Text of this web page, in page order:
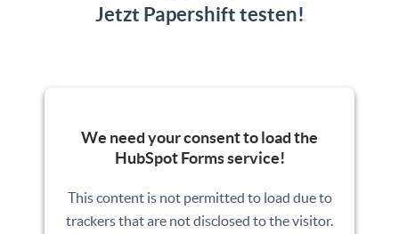
Jetzt Papershift testen!
We need your consent to load the
HubSpot Forms service!
This content is not permitted to load due to
trackers that are not disclosed to the visitor.